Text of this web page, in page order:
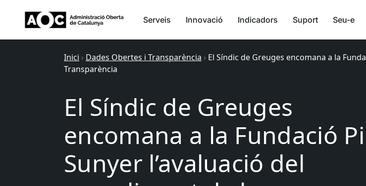
Serveis Innovació Indicadors Suport Seu-e
Inici › Dades Obertes i Transparència › El Síndic de Greuges encomana a la
Transparència
El Síndic de Greuges
encomana a la Fundació
Sunyer l’avaluació del